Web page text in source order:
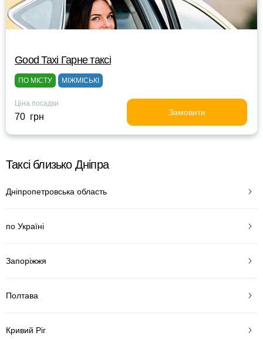
Good Taxi Гарне таксi
ПО МІСТУ МІЖМІСЬКІ
Ціна посадки
70 грн Замовити
Таксі близько Дніпра
Дніпропетровська область
по Україні
Запоріжжя
Полтава
Кривий Ріг